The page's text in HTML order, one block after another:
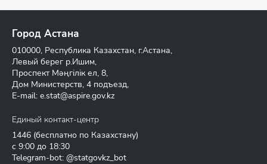
Город Астана
010000, Республика Казахстан, г.Астана,
Левый берег р.Ишим,
Проспект Мәңгілік ел, 8,
Дом Министерств, 4 подъезд,
E-mail: e.stat@aspire.gov.kz
Единый контакт-центр
1446 (бесплатно по Казахстану)
с 9:00 до 18:30
Telegram-bot: @statgovkz_bot